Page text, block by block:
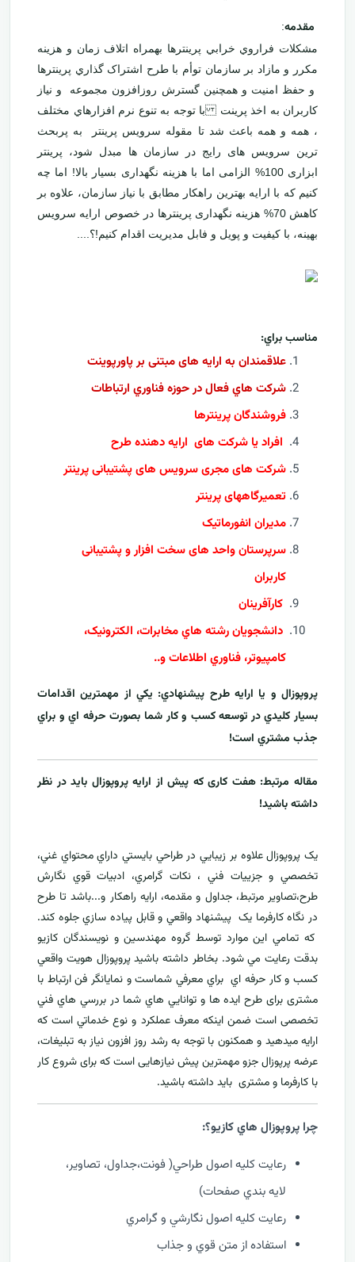
مقدمه:
مشکلات فراروي خرابي پرينترها بهمراه اتلاف زمان و هزينه
مکرر و مازاد بر سازمان توأم با طرح اشتراک گذاري پرينترها
و حفظ امنيت و همچنين گسترش روزافزون مجموعه و نياز
کاربران به اخذ پرينت با توجه به تنوع نرم افزارهاي مختلف
، همه و همه باعث شد تا مقوله سرویس پرینتر به پربحث
ترین سرویس های رایج در سازمان ها مبدل شود، پرینتر
ابزاری 100% الزامی اما با هزینه نگهداری بسیار بالا! اما چه
کنیم که با ارایه بهترین راهکار مطابق با نیاز سازمان، علاوه بر
کاهش 70% هزینه نگهداری پرینترها در خصوص ارایه سرویس
بهینه، با کیفیت و پویل و فابل مدیریت اقدام کنیم!؟....
مناسب براي:
علاقمندان به ارایه های مبتنی بر پاورپوینت
شرکت هاي فعال در حوزه فناوري ارتباطات
فروشندگان پرینترها
افراد یا شرکت های ارايه دهنده طرح
شرکت های مجری سرویس های پشتیبانی پرینتر
تعمیرگاههای پرینتر
مدیران انفورماتیک
سرپرستان واحد های سخت افزار و پشتیبانی
کاربران
کارآفرينان
دانشجويان رشته هاي مخابرات، الکترونيک،
کامپيوتر، فناوري اطلاعات و..
پروپوزال و يا ارايه طرح پيشنهادي: يکي از مهمترين اقدامات
بسيار کليدي در توسعه کسب و کار شما بصورت حرفه اي و براي
جذب مشتري است!
مقاله مرتبط:هفت کاری که پیش از ارایه پروپوزال باید در نظر
داشته باشید!
يک پروپوزال علاوه بر زيبايي در طراحي بايستي داراي محتواي غني،
تخصصي و جزييات فني ، نکات گرامري، ادبيات قوي نگارش
طرح،تصاوير مرتبط، جداول و مقدمه، ارایه راهکار و...باشد تا طرح
در نگاه کارفرما يک پيشنهاد واقعي و قابل پياده سازي جلوه کند.
که تمامي اين موارد توسط گروه مهندسين و نويسندگان کازيو
بدقت رعايت مي شود. بخاطر داشته باشيد پروپوزال هويت واقعي
کسب و کار حرفه اي براي معرفيشماست و نمایانگر فن ارتباط با
مشتری برای طرح ايده ها و توانايي هاي شما در بررسي هاي فني
تخصصی است ضمن اینکه معرف عملکرد و نوع خدماتي است که
ارايه ميدهید و همکنون با توجه به رشد روز افزون نياز به تبليغات،
عرضه پرپوزال جزو مهمترين پیش نیازهایی است که برای شروع کار
با کارفرما و مشتری بايد داشته باشيد.
چرا پروپوزال هاي کازيو؟:
رعايت کليه اصول طراحي( فونت،جداول، تصاوير،
لايه بندي صفحات)
رعايت کليه اصول نگارشي و گرامري
استفاده از متن قوي و جذاب